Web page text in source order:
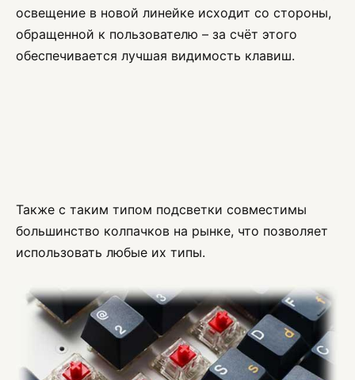
освещение в новой линейке исходит со стороны,
обращенной к пользователю – за счёт этого
обеспечивается лучшая видимость клавиш.
Также с таким типом подсветки совместимы
большинство колпачков на рынке, что позволяет
использовать любые их типы.